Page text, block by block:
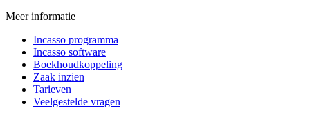
Meer informatie
Incasso programma
Incasso software
Boekhoudkoppeling
Zaak inzien
Tarieven
Veelgestelde vragen